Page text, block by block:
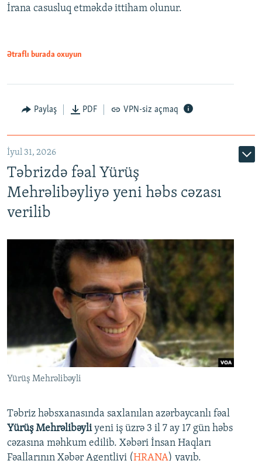
İrana casusluq etməkdə ittiham olunur.
Ətraflı burada oxuyun
Paylaş PDF VPN-siz açmaq
İyul 31, 2026
Təbrizdə fəal Yürüş
Mehrəlibəyliyə yeni həbs cəzası
verilib
Yürüş Mehrəlibəyli
Təbriz həbsxanasında saxlanılan azərbaycanlı fəal
Yürüş Mehrəlibəyliyeni iş üzrə 3 il 7 ay 17 gün həbs
cəzasına məhkum edilib. Xəbəri İnsan Haqları
Fəallarının Xəbər Agentliyi (HRANA) yayıb.